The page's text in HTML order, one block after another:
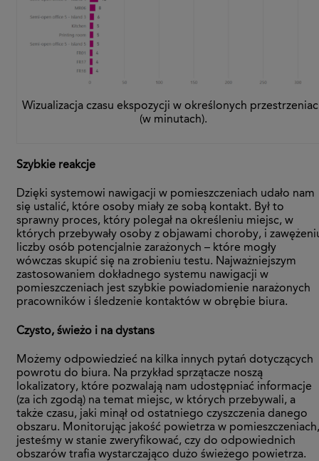
Wizualizacja czasu ekspozycji w określonych
(w minutach).
Szybkie reakcje
Dzięki systemowi nawigacji w pomieszczeniach udało nam
się ustalić, które osoby miały ze sobą kontakt. Był to
sprawny proces, który polegał na określeniu miejsc, w
których przebywały osoby z objawami choroby, i
liczby osób potencjalnie zarażonych – które mogły
wówczas skupić się na zrobieniu testu. Najważniejszym
zastosowaniem dokładnego systemu nawigacji w
pomieszczeniach jest szybkie powiadomienie narażonych
pracowników i śledzenie kontaktów w obrębie biura.
Czysto, świeżo i na dystans
Możemy odpowiedzieć na kilka innych pytań dotyczących
powrotu do biura. Na przykład sprzątacze noszą
lokalizatory, które pozwalają nam udostępniać informacje
(za ich zgodą) na temat miejsc, w których przebywali, a
także czasu, jaki minął od ostatniego czyszczenia danego
obszaru. Monitorując jakość powietrza w pomieszczeniach,
jesteśmy w stanie zweryfikować, czy do odpowiednich
obszarów trafia wystarczająco dużo świeżego powietrza.